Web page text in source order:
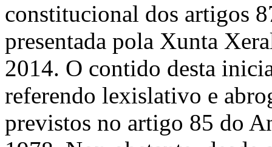
constitucional dos artigos
presentada pola Xunta
2014. O contido desta
referendo lexislativo e
previstos no artigo 85 do